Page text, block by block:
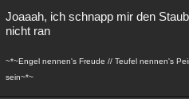
Joaaah, ich schnapp mir den
nicht ran
~*~Engel nennen's Freude // Teufel nennen's
sein~*~